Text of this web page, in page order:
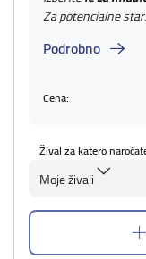
Za potencialne
Podrobno
Cena:
Žival za katero
Moje živali